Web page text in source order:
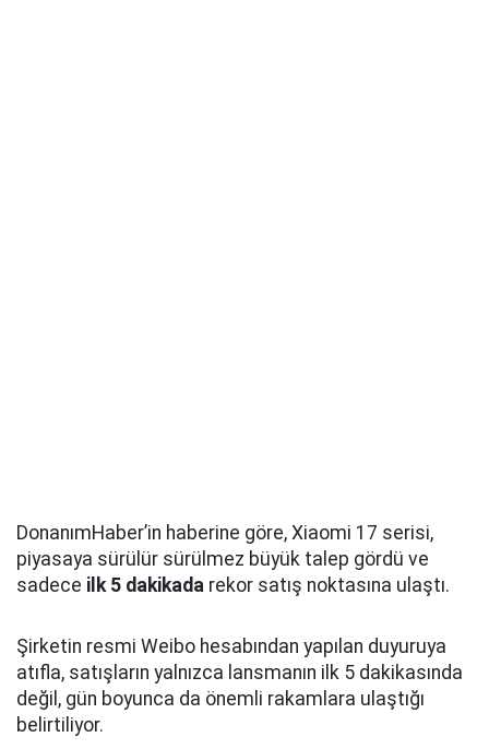
DonanımHaber’in haberine göre, Xiaomi 17 serisi,
piyasaya sürülür sürülmez büyük talep gördü ve
sadece ilk 5 dakikada rekor satış noktasına ulaştı.
Şirketin resmi Weibo hesabından yapılan duyuruya
atıfla, satışların yalnızca lansmanın ilk 5 dakikasında
değil, gün boyunca da önemli rakamlara ulaştığı
belirtiliyor.